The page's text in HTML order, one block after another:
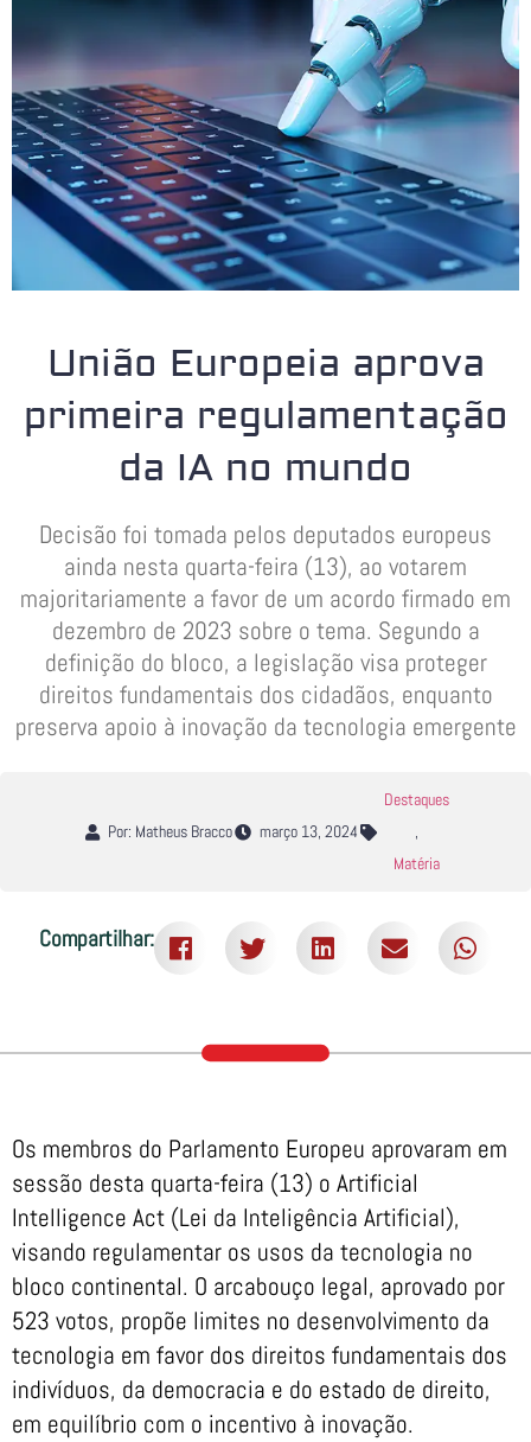
União Europeia aprova
primeira regulamentação
da IA no mundo
Decisão foi tomada pelos deputados europeus
ainda nesta quarta-feira (13), ao votarem
majoritariamente a favor de um acordo firmado em
dezembro de 2023 sobre o tema. Segundo a
definição do bloco, a legislação visa proteger
direitos fundamentais dos cidadãos, enquanto
preserva apoio à inovação da tecnologia emergente
Por: Matheus Bracco março 13, 2024
Destaques
,
Matéria
Compartilhar:
Os membros do Parlamento Europeu aprovaram em
sessão desta quarta-feira (13) o Artificial
Intelligence Act (Lei da Inteligência Artificial),
visando regulamentar os usos da tecnologia no
bloco continental. O arcabouço legal, aprovado por
523 votos, propõe limites no desenvolvimento da
tecnologia em favor dos direitos fundamentais dos
indivíduos, da democracia e do estado de direito,
em equilíbrio com o incentivo à inovação.